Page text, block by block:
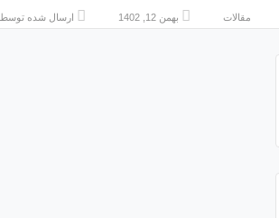
مقالات بهمن 12, 1402 ارسال شده توسط